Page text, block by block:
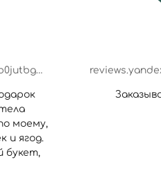
reviews.yandex.ru/user/rw7xqgzc3wub0jutbgyjh6eur0?utm_source=org&main_tab=org
моему,
и ягод.
букет,